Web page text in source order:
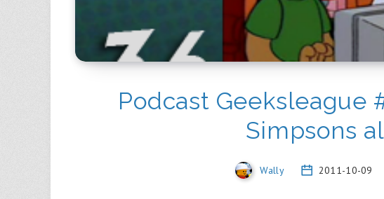
Podcast Geeksleague
Simpsons
Wally 2011-10-09